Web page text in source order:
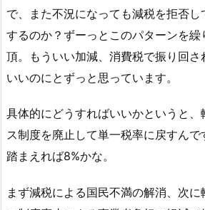
で、また不況になっても減税を拒否し
するのか？ずーっとこのパターンを繰
頂。もういい加減、消費税で振り回さ
いいのにとずっと思っています。
具体的にどうすればいいかというと、
ス制度を廃止して単一税率に戻すん
踏まえれば8%かな。
まず減税による国民不満の解消、次に